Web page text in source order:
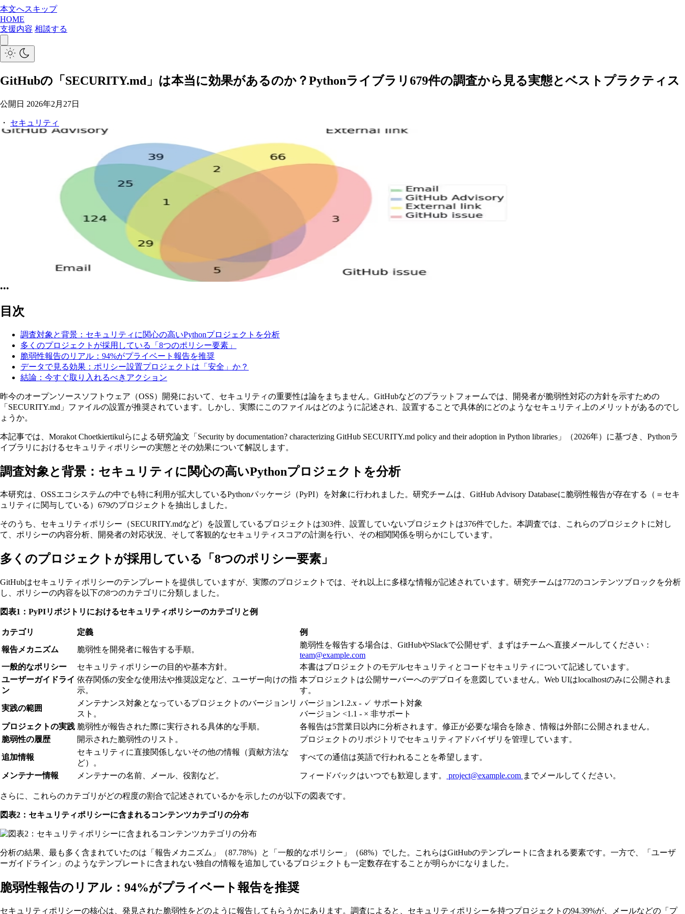
本文へスキップ
HOME
支援内容 相談する
GitHubの「SECURITY.md」は本当に効果があるのか？Pythonライブラリ679件の調査から見る実態とベストプラクティス
公開日 2026年2月27日
・ セキュリティ
•••
目次
調査対象と背景：セキュリティに関心の高いPythonプロジェクトを分析
多くのプロジェクトが採用している「8つのポリシー要素」
脆弱性報告のリアル：94%がプライベート報告を推奨
データで見る効果：ポリシー設置プロジェクトは「安全」か？
結論：今すぐ取り入れるべきアクション
昨今のオープンソースソフトウェア（OSS）開発において、セキュリティの重要性は論をまちません。GitHubなどのプラットフォームでは、開発者が脆弱性対応の方針を示すための
「SECURITY.md」ファイルの設置が推奨されています。しかし、実際にこのファイルはどのように記述され、設置することで具体的にどのようなセキュリティ上のメリットがあるのでし
ょうか。
本記事では、Morakot Choetkiertikulらによる研究論文「Security by documentation? characterizing GitHub SECURITY.md policy and their adoption in Python libraries」（2026年）に基づき、Pythonラ
イブラリにおけるセキュリティポリシーの実態とその効果について解説します。
調査対象と背景：セキュリティに関心の高いPythonプロジェクトを分析
本研究は、OSSエコシステムの中でも特に利用が拡大しているPythonパッケージ（PyPI）を対象に行われました。研究チームは、GitHub Advisory Databaseに脆弱性報告が存在する（＝セキ
ュリティに関与している）679のプロジェクトを抽出しました。
そのうち、セキュリティポリシー（SECURITY.mdなど）を設置しているプロジェクトは303件、設置していないプロジェクトは376件でした。本調査では、これらのプロジェクトに対し
て、ポリシーの内容分析、開発者の対応状況、そして客観的なセキュリティスコアの計測を行い、その相関関係を明らかにしています。
多くのプロジェクトが採用している「8つのポリシー要素」
GitHubはセキュリティポリシーのテンプレートを提供していますが、実際のプロジェクトでは、それ以上に多様な情報が記述されています。研究チームは772のコンテンツブロックを分析
し、ポリシーの内容を以下の8つのカテゴリに分類しました。
図表1：PyPIリポジトリにおけるセキュリティポリシーのカテゴリと例
カテゴリ 定義
例
報告メカニズム
脆弱性を開発者に報告する手順。
脆弱性を報告する場合は、GitHubやSlackで公開せず、まずはチームへ直接メールしてください：
team@example.com
一般的なポリシー
セキュリティポリシーの目的や基本方針。
本書はプロジェクトのモデルセキュリティとコードセキュリティについて記述しています。
ユーザーガイドライ
ン
依存関係の安全な使用法や推奨設定など、ユーザー向けの指
示。
本プロジェクトは公開サーバーへのデプロイを意図していません。Web UIはlocalhostのみに公開されま
す。
実践の範囲
メンテナンス対象となっているプロジェクトのバージョンリ
スト。
バージョン1.2.x - ✓ サポート対象
バージョン <1.1 - × 非サポート
プロジェクトの実践 脆弱性が報告された際に実行される具体的な手順。
各報告は5営業日以内に分析されます。修正が必要な場合を除き、情報は外部に公開されません。
脆弱性の履歴
開示された脆弱性のリスト。 プロジェクトのリポジトリでセキュリティアドバイザリを管理しています。
追加情報
セキュリティに直接関係しないその他の情報（貢献方法な
ど）。
すべての通信は英語で行われることを希望します。
メンテナー情報 メンテナーの名前、メール、役割など。 フィードバックはいつでも歓迎します。 project@example.com までメールしてください。
さらに、これらのカテゴリがどの程度の割合で記述されているかを示したのが以下の図表です。
図表2：セキュリティポリシーに含まれるコンテンツカテゴリの分布
分析の結果、最も多く含まれていたのは「報告メカニズム」（87.78%）と「一般的なポリシー」（68%）でした。これらはGitHubのテンプレートに含まれる要素です。一方で、「ユーザ
ーガイドライン」のようなテンプレートに含まれない独自の情報を追加しているプロジェクトも一定数存在することが明らかになりました。
脆弱性報告のリアル：94%がプライベート報告を推奨
セキュリティポリシーの核心は、発見された脆弱性をどのように報告してもらうかにあります。調査によると、セキュリティポリシーを持つプロジェクトの94.39%が、メールなどの「プ